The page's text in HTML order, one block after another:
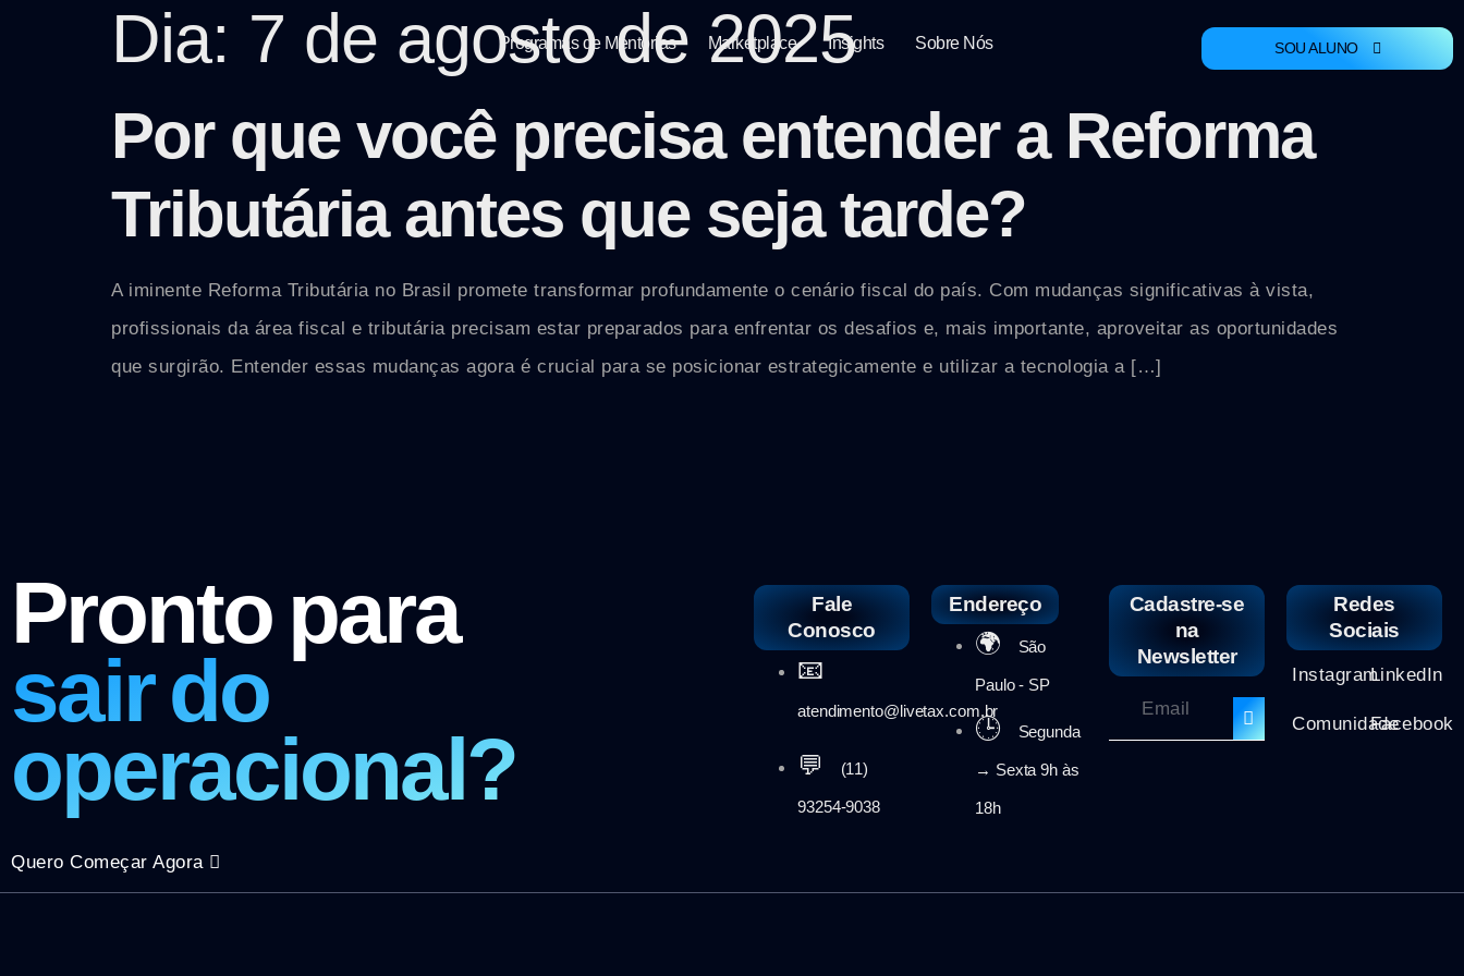
Programas de Mentorias Marketplace Insights Sobre Nós SOU ALUNO
Dia: 7 de agosto de 2025
Por que você precisa entender a Reforma
Tributária antes que seja tarde?
A iminente Reforma Tributária no Brasil promete transformar profundamente o cenário fiscal do país. Com mudanças significativas à vista,
profissionais da área fiscal e tributária precisam estar preparados para enfrentar os desafios e, mais importante, aproveitar as oportunidades
que surgirão. Entender essas mudanças agora é crucial para se posicionar estrategicamente e utilizar a tecnologia a […]
Pronto para
sair do
operacional?
Quero Começar Agora
Fale
Conosco
📧
atendimento@livetax.com.br
💬 (11)
93254-9038
Endereço
🌍 São
Paulo - SP
🕒 Segunda
→ Sexta 9h às
18h
Cadastre-se
na
Newsletter
Redes
Sociais
InstagramLinkedIn
ComunidadeFacebook